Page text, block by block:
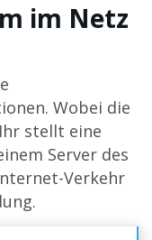
im Netz
Wobei die
stellt eine
Server des
Verkehr